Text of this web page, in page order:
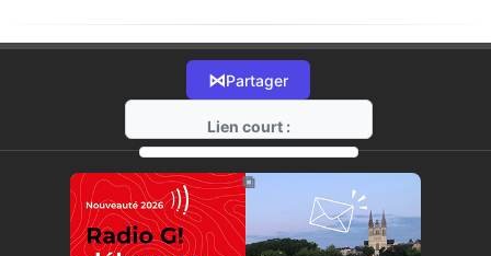
⋈Partager
Lien court :
https://radio-g.fr?13571
⧉